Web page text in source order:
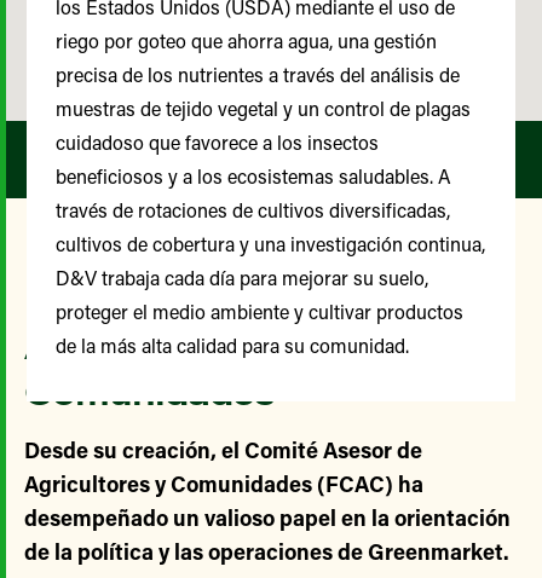
Nuestro Comité Asesor de
Agricultores y
Comunidades
Desde su creación, el Comité Asesor de
Agricultores y Comunidades (FCAC) ha
desempeñado un valioso papel en la orientación
de la política y las operaciones de Greenmarket.
los Estados Unidos (USDA) mediante el uso de
riego por goteo que ahorra agua, una gestión
precisa de los nutrientes a través del análisis de
muestras de tejido vegetal y un control de plagas
cuidadoso que favorece a los insectos
beneficiosos y a los ecosistemas saludables. A
través de rotaciones de cultivos diversificadas,
cultivos de cobertura y una investigación continua,
D&V trabaja cada día para mejorar su suelo,
proteger el medio ambiente y cultivar productos
de la más alta calidad para su comunidad.